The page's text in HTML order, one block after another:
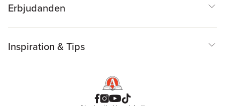
Erbjudanden
Inspiration & Tips